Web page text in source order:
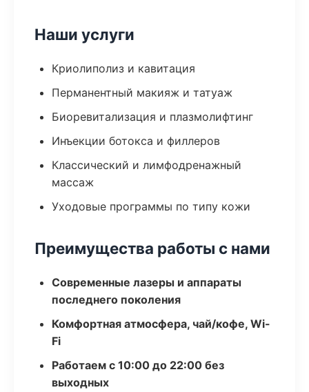
Наши услуги
Криолиполиз и кавитация
Перманентный макияж и татуаж
Биоревитализация и плазмолифтинг
Инъекции ботокса и филлеров
Классический и лимфодренажный
массаж
Уходовые программы по типу кожи
Преимущества работы с нами
Современные лазеры и аппараты
последнего поколения
Комфортная атмосфера, чай/кофе, Wi-
Fi
Работаем с 10:00 до 22:00 без
выходных